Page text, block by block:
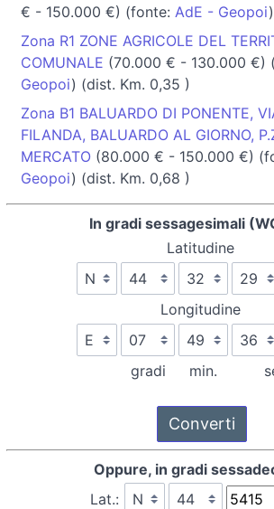
€ - 150.000 €) (fonte: AdE - Geopoi)
Zona R1 ZONE AGRICOLE DEL
COMUNALE (70.000 € - 130.000 €)
Geopoi) (dist. Km. 0,35 )
Zona B1 BALUARDO DI PONENTE,
FILANDA, BALUARDO AL GIORNO,
MERCATO (80.000 € - 150.000 €)
Geopoi) (dist. Km. 0,68 )
In gradi sessagesimali
Latitudine
Longitudine
gradi min.
Oppure, in gradi
Lat.: